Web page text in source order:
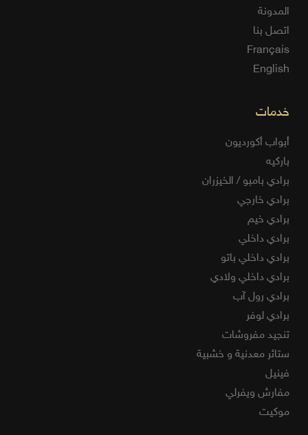
المدونة
اتصل بنا
Français
English
خدمات
أبواب أكورديون
باركيه
برادي بامبو / الخيزران
برادي خارجي
برادي خيم
برادي داخلي
برادي داخلي باتو
برادي داخلي ولادي
برادي رول آب
برادي لوفر
تنجيد مفروشات
ستائر معدنية و خشبية
فينيل
مفارش ويفرلي
موكيت